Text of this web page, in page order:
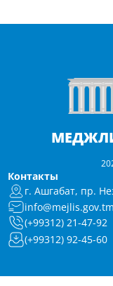
Контакты
г. Ашгабат, пр.
info@mejlis.gov.tm
(+99312) 21-47-92
(+99312) 92-45-60